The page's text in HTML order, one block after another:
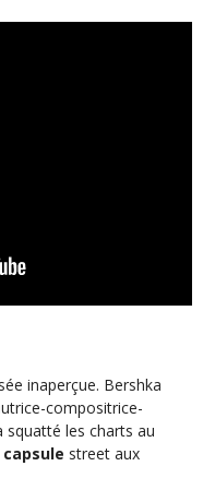
inaperçue. Bershka
compositrice-
squatté les charts au
street aux